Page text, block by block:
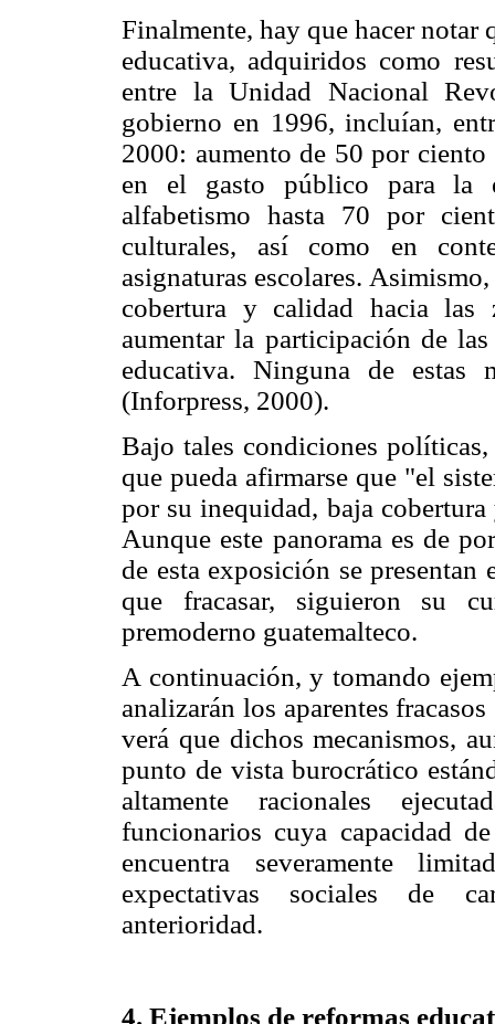
Finalmente, hay que hacer notar
educativa, adquiridos como
entre la Unidad Nacional
gobierno en 1996, incluían,
2000: aumento de 50 por
en el gasto público para la
alfabetismo hasta 70 por
culturales, así como en
asignaturas escolares.
cobertura y calidad hacia las
aumentar la participación de
educativa. Ninguna de
(Inforpress, 2000).
Bajo tales condiciones
que pueda afirmarse que "el
por su inequidad, baja
Aunque este panorama es de
de esta exposición se presentan
que fracasar, siguieron su
premoderno guatemalteco.
A continuación, y tomando
analizarán los aparentes
verá que dichos mecanismos,
punto de vista burocrático
altamente racionales
funcionarios cuya capacidad
encuentra severamente
expectativas sociales de
anterioridad.
4. Ejemplos de reformas